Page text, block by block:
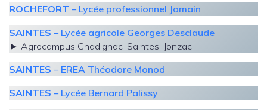
ROCHEFORT – Lycée professionnel Jamain
SAINTES – Lycée agricole Georges Desclaude
► Agrocampus Chadignac-Saintes-Jonzac
SAINTES – EREA Théodore Monod
SAINTES – Lycée Bernard Palissy